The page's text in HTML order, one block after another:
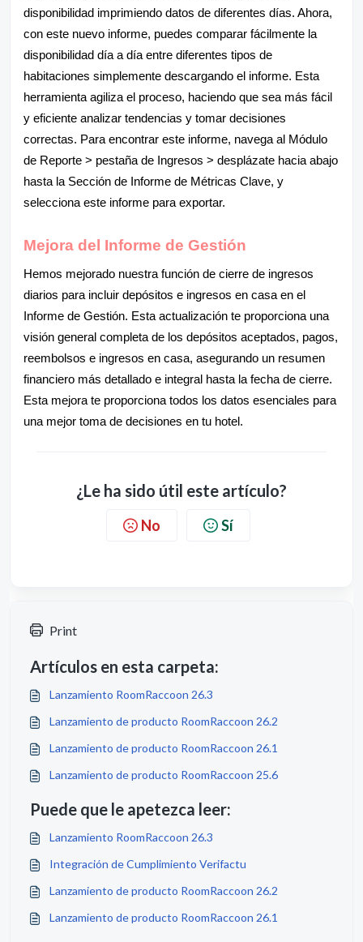
disponibilidad imprimiendo datos de diferentes días. Ahora,
con este nuevo informe, puedes comparar fácilmente la
disponibilidad día a día entre diferentes tipos de
habitaciones simplemente descargando el informe. Esta
herramienta agiliza el proceso, haciendo que sea más fácil
y eficiente analizar tendencias y tomar decisiones
correctas. Para encontrar este informe, navega al Módulo
de Reporte > pestaña de Ingresos > desplázate hacia abajo
hasta la Sección de Informe de Métricas Clave, y
selecciona este informe para exportar.
Mejora del Informe de Gestión
Hemos mejorado nuestra función de cierre de ingresos
diarios para incluir depósitos e ingresos en casa en el
Informe de Gestión. Esta actualización te proporciona una
visión general completa de los depósitos aceptados, pagos,
reembolsos e ingresos en casa, asegurando un resumen
financiero más detallado e integral hasta la fecha de cierre.
Esta mejora te proporciona todos los datos esenciales para
una mejor toma de decisiones en tu hotel.
¿Le ha sido útil este artículo?
No Sí
Print
Artículos en esta carpeta:
Lanzamiento RoomRaccoon 26.3
Lanzamiento de producto RoomRaccoon 26.2
Lanzamiento de producto RoomRaccoon 26.1
Lanzamiento de producto RoomRaccoon 25.6
Puede que le apetezca leer:
Lanzamiento RoomRaccoon 26.3
Integración de Cumplimiento Verifactu
Lanzamiento de producto RoomRaccoon 26.2
Lanzamiento de producto RoomRaccoon 26.1